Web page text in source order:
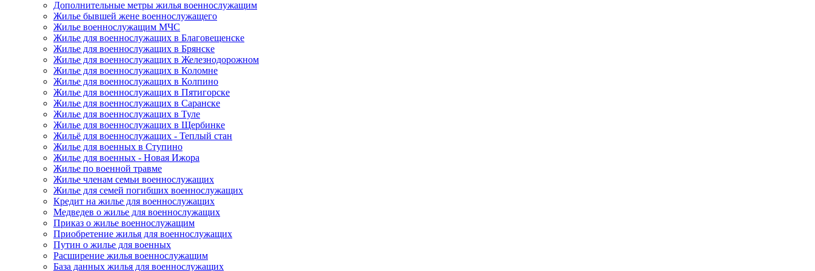
Дополнительные метры жилья военнослужащим
Жилье бывшей жене военнослужащего
Жилье военнослужащим МЧС
Жилье для военнослужащих в Благовещенске
Жилье для военнослужащих в Брянске
Жилье для военнослужащих в Железнодорожном
Жилье для военнослужащих в Коломне
Жилье для военнослужащих в Колпино
Жилье для военнослужащих в Пятигорске
Жилье для военнослужащих в Саранске
Жилье для военнослужащих в Туле
Жилье для военнослужащих в Щербинке
Жильё для военнослужащих - Теплый стан
Жилье для военных в Ступино
Жилье для военных - Новая Ижора
Жилье по военной травме
Жилье членам семьи военнослужащих
Жилье для семей погибших военнослужащих
Кредит на жилье для военнослужащих
Медведев о жилье для военнослужащих
Приказ о жилье военнослужащим
Приобретение жилья для военнослужащих
Путин о жилье для военных
Расширение жилья военнослужащим
База данных жилья для военнослужащих